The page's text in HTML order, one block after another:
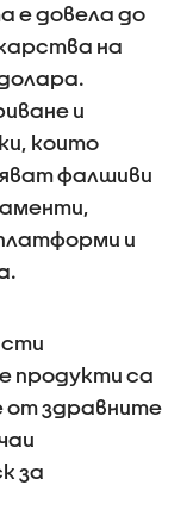
е довела до
на
и
които
фалшиви
и
продукти са
от здравните
за